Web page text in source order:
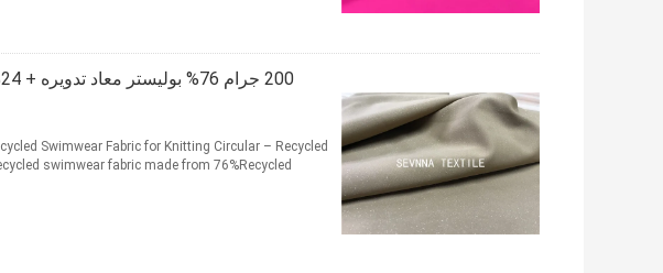
Swimwear Fabric for Knitting Circular – Recycled
swimwear fabric made from 76%Recycled